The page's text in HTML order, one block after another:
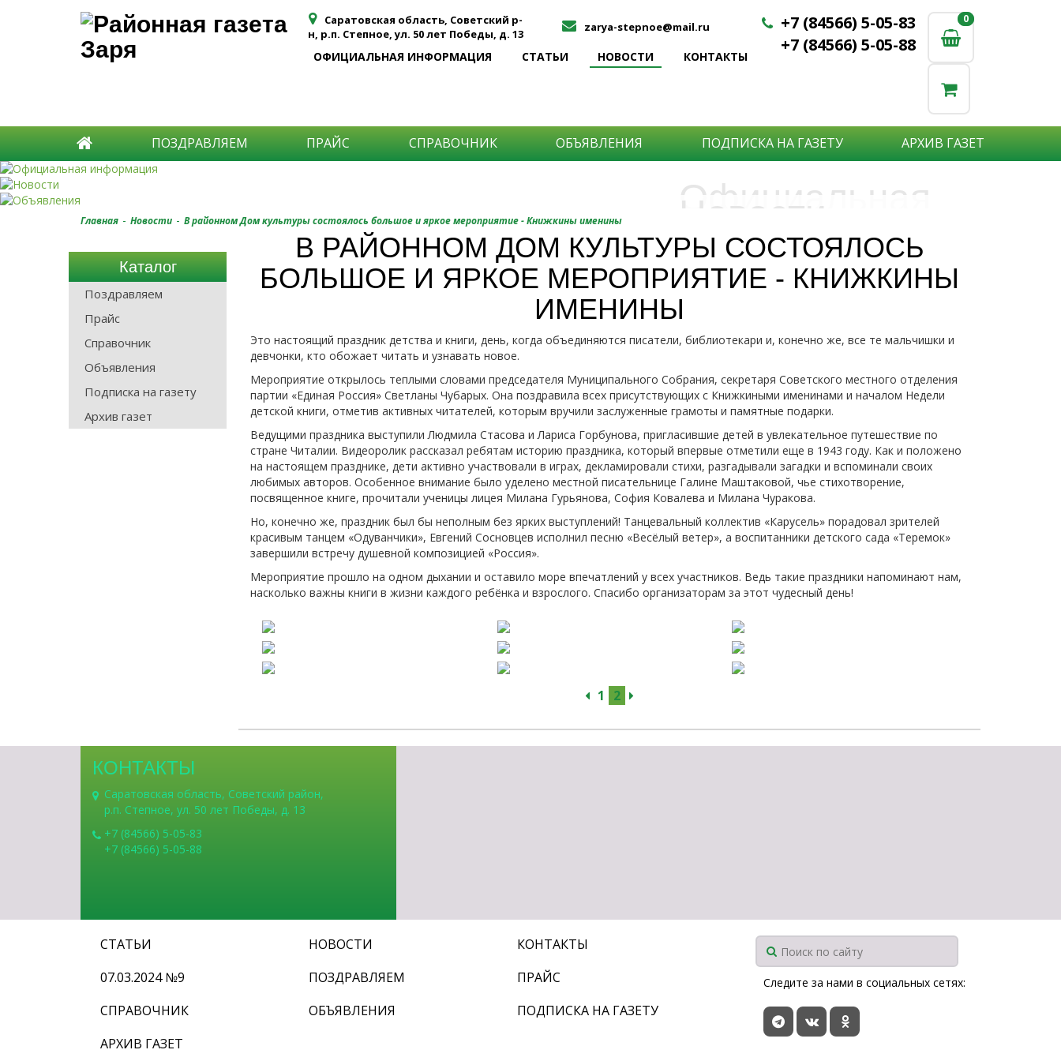
Саратовская область, Советский р-
н, р.п. Степное, ул. 50 лет Победы, д. 13
zarya-stepnoe@mail.ru
ОФИЦИАЛЬНАЯ ИНФОРМАЦИЯ СТАТЬИ НОВОСТИ КОНТАКТЫ
+7 (84566) 5-05-83
+7 (84566) 5-05-88
0
0
ПОЗДРАВЛЯЕМ ПРАЙС СПРАВОЧНИК ОБЪЯВЛЕНИЯ ПОДПИСКА НА ГАЗЕТУ АРХИВ ГАЗЕТ
Официальная
информация
Новости
Самые актуальные новости:
-происшествия,
-события района,
-спорта,
-мира науки,
-медицины,
Объявления
Хотите что бы о Вас узнали?
О частной практике или деятельности
негосударственных организаций?
Просто закажите объявление.
Главная - Новости - В районном Дом культуры состоялось большое и яркое мероприятие - Книжкины именины
Каталог
Поздравляем
Прайс
Справочник
Объявления
Подписка на газету
Архив газет
В РАЙОННОМ ДОМ КУЛЬТУРЫ СОСТОЯЛОСЬ
БОЛЬШОЕ И ЯРКОЕ МЕРОПРИЯТИЕ - КНИЖКИНЫ
ИМЕНИНЫ
Это настоящий праздник детства и книги, день, когда объединяются писатели, библиотекари и, конечно же, все те мальчишки и
девчонки, кто обожает читать и узнавать новое.
Мероприятие открылось теплыми словами председателя Муниципального Собрания, секретаря Советского местного отделения
партии «Единая Россия» Светланы Чубарых. Она поздравила всех присутствующих с Книжкиными именинами и началом Недели
детской книги, отметив активных читателей, которым вручили заслуженные грамоты и памятные подарки.
Ведущими праздника выступили Людмила Стасова и Лариса Горбунова, пригласившие детей в увлекательное путешествие по
стране Читалии. Видеоролик рассказал ребятам историю праздника, который впервые отметили еще в 1943 году. Как и положено
на настоящем празднике, дети активно участвовали в играх, декламировали стихи, разгадывали загадки и вспоминали своих
любимых авторов. Особенное внимание было уделено местной писательнице Галине Маштаковой, чье стихотворение,
посвященное книге, прочитали ученицы лицея Милана Гурьянова, София Ковалева и Милана Чуракова.
Но, конечно же, праздник был бы неполным без ярких выступлений! Танцевальный коллектив «Карусель» порадовал зрителей
красивым танцем «Одуванчики», Евгений Сосновцев исполнил песню «Весёлый ветер», а воспитанники детского сада «Теремок»
завершили встречу душевной композицией «Россия».
Мероприятие прошло на одном дыхании и оставило море впечатлений у всех участников. Ведь такие праздники напоминают нам,
насколько важны книги в жизни каждого ребёнка и взрослого. Спасибо организаторам за этот чудесный день!
1 2
КОНТАКТЫ
Саратовская область, Советский район,
р.п. Степное, ул. 50 лет Победы, д. 13
+7 (84566) 5-05-83
+7 (84566) 5-05-88
СТАТЬИ НОВОСТИ
КОНТАКТЫ
07.03.2024 №9
ПОЗДРАВЛЯЕМ
ПРАЙС
СПРАВОЧНИК
ОБЪЯВЛЕНИЯ
ПОДПИСКА НА ГАЗЕТУ
АРХИВ ГАЗЕТ
Следите за нами в социальных сетях: